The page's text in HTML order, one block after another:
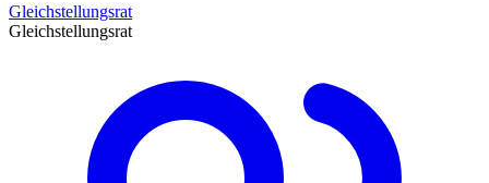
Gleichstellungsrat
Gleichstellungsrat